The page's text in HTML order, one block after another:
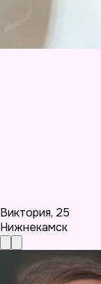
Виктория, 25
Нижнекамск